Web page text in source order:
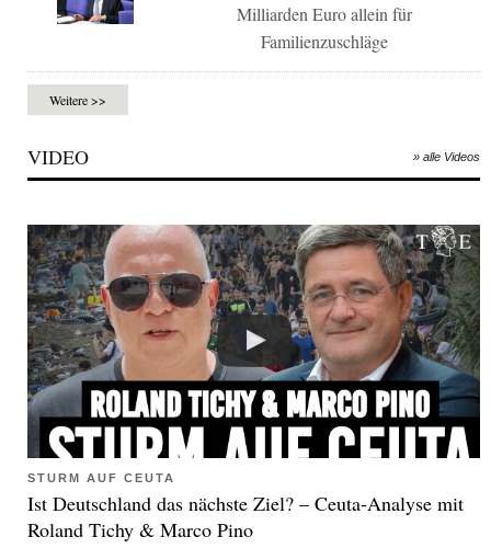
Milliarden Euro allein für
Familienzuschläge
Weitere >>
VIDEO » alle Videos
STURM AUF CEUTA
Ist Deutschland das nächste Ziel? – Ceuta-Analyse mit
Roland Tichy & Marco Pino